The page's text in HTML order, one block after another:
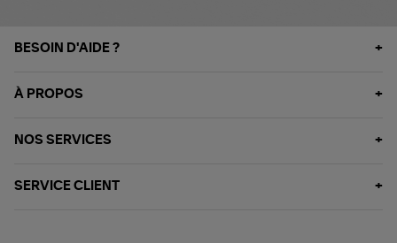
BESOIN D'AIDE ?
À PROPOS
NOS SERVICES
SERVICE CLIENT